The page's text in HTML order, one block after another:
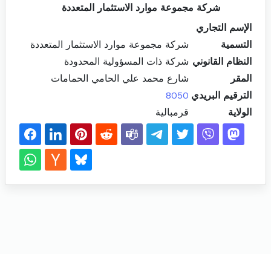
شركة مجموعة موارد الاستثمار المتعددة
الإسم التجاري
التسمية
شركة مجموعة موارد الاستثمار المتعددة
النظام القانوني شركة ذات المسؤولية المحدودة
المقر
شارع محمد علي الحامي الحمامات
الترقيم البريدي 8050
الولاية
قرمبالية